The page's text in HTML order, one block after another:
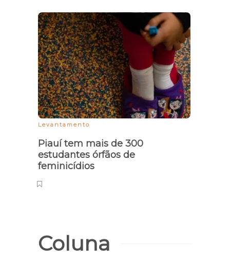
relacionadas
Levantamento
Piauí tem mais de 300
feminicídios